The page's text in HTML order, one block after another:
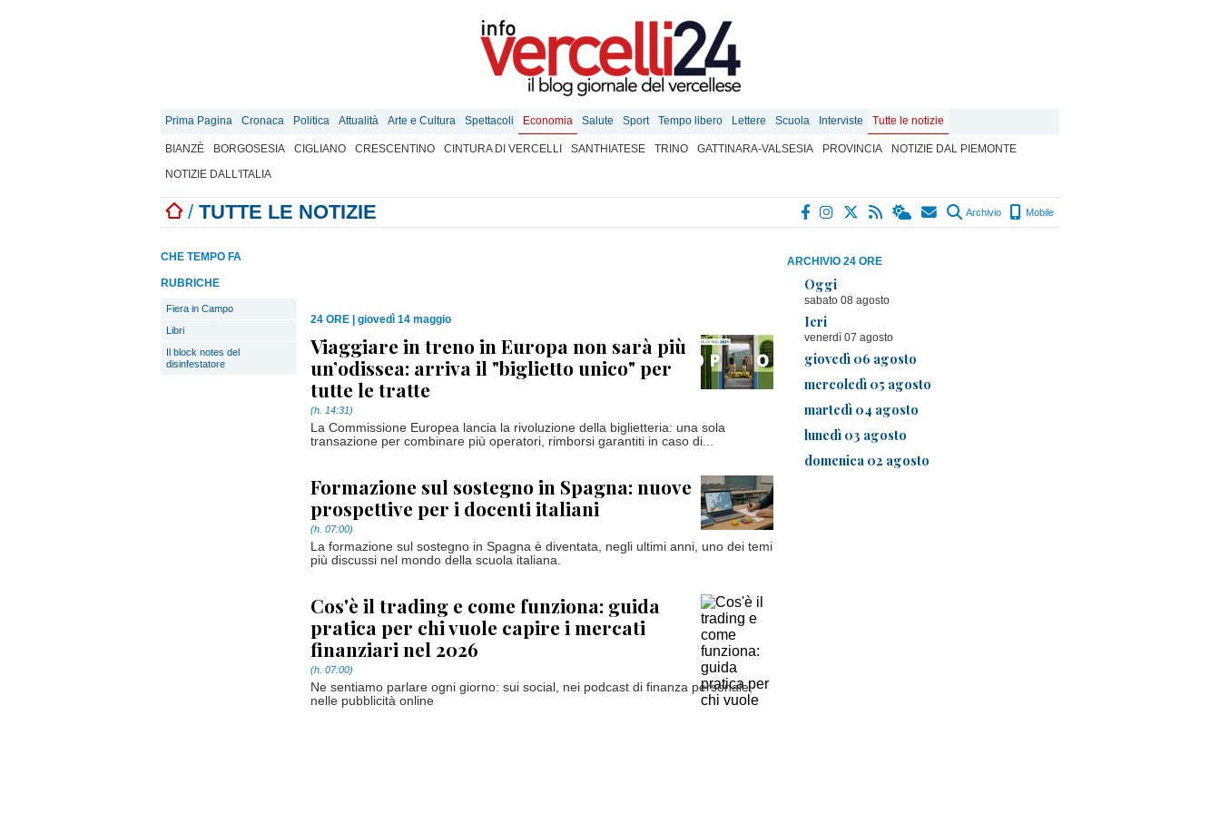
Prima Pagina Cronaca Politica Attualità Arte e Cultura Spettacoli Economia Salute Sport Tempo libero Lettere Scuola Interviste Tutte le notizie
BIANZÈ BORGOSESIA CIGLIANO CRESCENTINO CINTURA DI VERCELLI SANTHIATESE TRINO GATTINARA-VALSESIA PROVINCIA
NOTIZIE DAL PIEMONTE
NOTIZIE DALL'ITALIA
/ TUTTE LE NOTIZIE Archivio Mobile
ARCHIVIO 24 ORE
Oggi
sabato 08 agosto
Ieri
venerdì 07 agosto
giovedì 06 agosto
mercoledì 05 agosto
martedì 04 agosto
lunedì 03 agosto
domenica 02 agosto
CHE TEMPO FA
RUBRICHE
Fiera in Campo
Libri
Il block notes del
disinfestatore
24 ORE giovedì 14 maggio
Viaggiare in treno in Europa non sarà più
un’odissea: arriva il "biglietto unico" per
tutte le tratte
(h. 14:31)
La Commissione Europea lancia la rivoluzione della biglietteria: una sola
transazione per combinare più operatori, rimborsi garantiti in caso di...
Formazione sul sostegno in Spagna: nuove
prospettive per i docenti italiani
(h. 07:00)
La formazione sul sostegno in Spagna è diventata, negli ultimi anni, uno dei temi
più discussi nel mondo della scuola italiana.
Cos'è il trading e come funziona: guida
pratica per chi vuole capire i mercati
finanziari nel 2026
(h. 07:00)
Ne sentiamo parlare ogni giorno: sui social, nei podcast di finanza personale,
nelle pubblicità online